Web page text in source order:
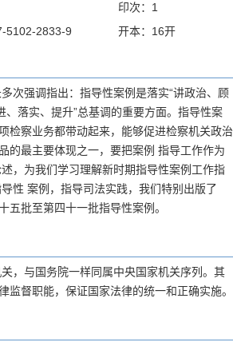
印次：1
5102-2833-9 开本：16开
次强调指出：指导性案例是落实“讲政治、顾
落实、提升”总基调的重要方面。指导性案
检察业务都带动起来，能够促进检察机关政治
的最主要体现之一，要把案例 指导工作作为
，为我们学习理解新时期指导性案例工作指
性 案例，指导司法实践，我们特别出版了
五批至第四十一批指导性案例。
，与国务院一样同属中央国家机关序列。其
督职能，保证国家法律的统一和正确实施。